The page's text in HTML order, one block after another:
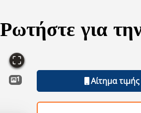
Ρωτήστε για
1 Αίτημα τιμής